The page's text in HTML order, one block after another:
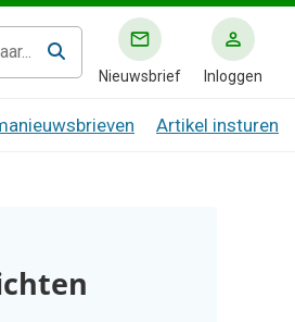
Nieuwsbrief Inloggen
Artikel insturen